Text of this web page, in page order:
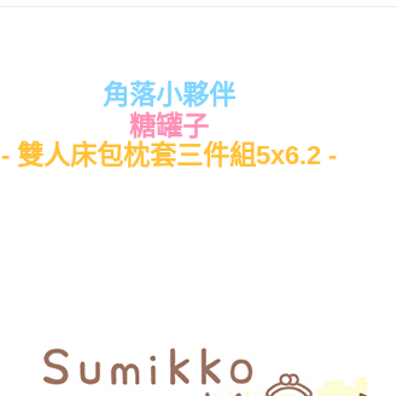
角落小夥伴
糖罐子
- 雙人床包枕套三件組5x6.2 -